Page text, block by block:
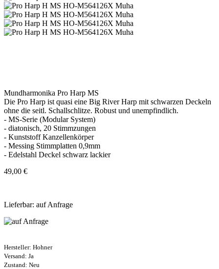
Mundharmonika Pro Harp MS
Die Pro Harp ist quasi eine Big River Harp mit schwarzen Deckeln
ohne die seitl. Schallschlitze. Robust und unempfindlich.
- MS-Serie (Modular System)
- diatonisch, 20 Stimmzungen
- Kunststoff Kanzellenkörper
- Messing Stimmplatten 0,9mm
- Edelstahl Deckel schwarz lackier
49,00 €
Lieferbar: auf Anfrage
Hersteller: Hohner
Versand: Ja
Zustand: Neu